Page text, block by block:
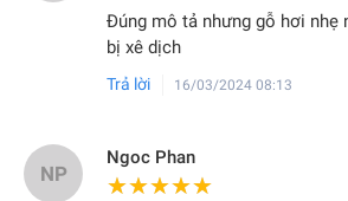
Đúng mô tả nhưng gỗ hơi nhẹ
bị xê dịch
Trả lời 16/03/2024 08:13
NP
Ngoc Phan
★★★★★
★★★★★